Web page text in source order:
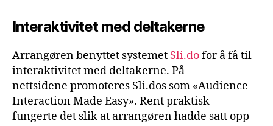
Interaktivitet med deltakerne
Arrangøren benyttet systemet Sli.dofor å få til
interaktivitet med deltakerne. På
nettsidene promoteres Sli.dos som «Audience
Interaction Made Easy». Rent praktisk
fungerte det slik at arrangøren hadde satt opp